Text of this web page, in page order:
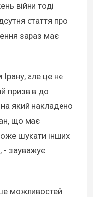
війни тоді
стаття про
зараз має
але це не
призвів до
який накладено
що має
шукати інших
- зауважує
можливостей